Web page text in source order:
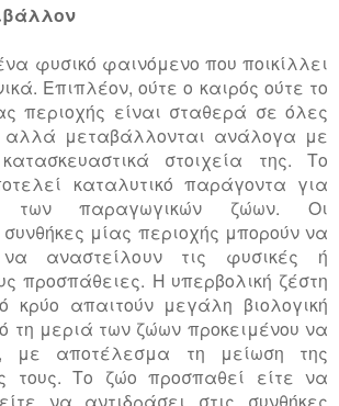
φυσικό φαινόμενο που ποικίλλει
Επιπλέον, ούτε ο καιρός ούτε το
περιοχής είναι σταθερά σε όλες
αλλά μεταβάλλονται ανάλογα με
στοιχεία της. Το
καταλυτικό παράγοντα για
των παραγωγικών ζώων. Οι
συνθήκες μίας περιοχής μπορούν να
αναστείλουν τις φυσικές ή
προσπάθειες. Η υπερβολική ζέστη
κρύο απαιτούν μεγάλη βιολογική
τη μεριά των ζώων προκειμένου να
με αποτέλεσμα τη μείωση της
τους. Το ζώο προσπαθεί είτε να
να αντιδράσει στις συνθήκες